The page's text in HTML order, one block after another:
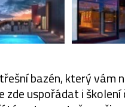
bazén, který vám
uspořádat i